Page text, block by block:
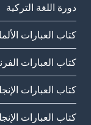
دورة اللغة التركية
كتاب العبارات
كتاب العبارات
كتاب العبارات
كتاب العبارات